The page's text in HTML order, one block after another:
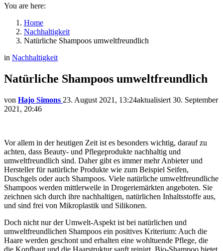
You are here:
Home
Nachhaltigkeit
Natürliche Shampoos umweltfreundlich
in Nachhaltigkeit
Natürliche Shampoos umweltfreundlich
von Hajo Simons 23. August 2021, 13:24aktualisiert 30. September
2021, 20:46
Vor allem in der heutigen Zeit ist es besonders wichtig, darauf zu
achten, dass Beauty- und Pflegeprodukte nachhaltig und
umweltfreundlich sind. Daher gibt es immer mehr Anbieter und
Hersteller für natürliche Produkte wie zum Beispiel Seifen,
Duschgels oder auch Shampoos. Viele natürliche umweltfreundliche
Shampoos werden mittlerweile in Drogeriemärkten angeboten. Sie
zeichnen sich durch ihre nachhaltigen, natürlichen Inhaltsstoffe aus,
und sind frei von Mikroplastik und Silikonen.
Doch nicht nur der Umwelt-Aspekt ist bei natürlichen und
umweltfreundlichen Shampoos ein positives Kriterium: Auch die
Haare werden geschont und erhalten eine wohltuende Pflege, die
die Kopfhaut und die Haarstruktur sanft reinigt. Bio-Shampoo bietet